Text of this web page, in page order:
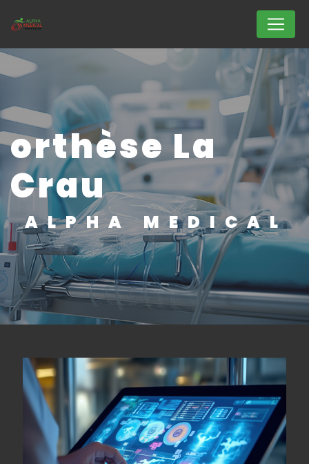
orthèse La
Crau
ALPHA MEDICAL